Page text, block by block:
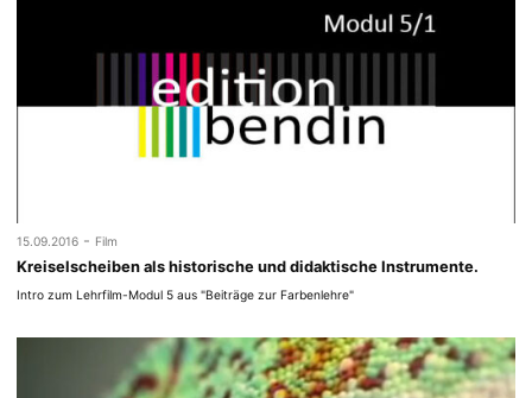
15.09.2016 - Film
Kreiselscheiben als historische und didaktische Instrumente.
Intro zum Lehrfilm-Modul 5 aus "Beiträge zur Farbenlehre"